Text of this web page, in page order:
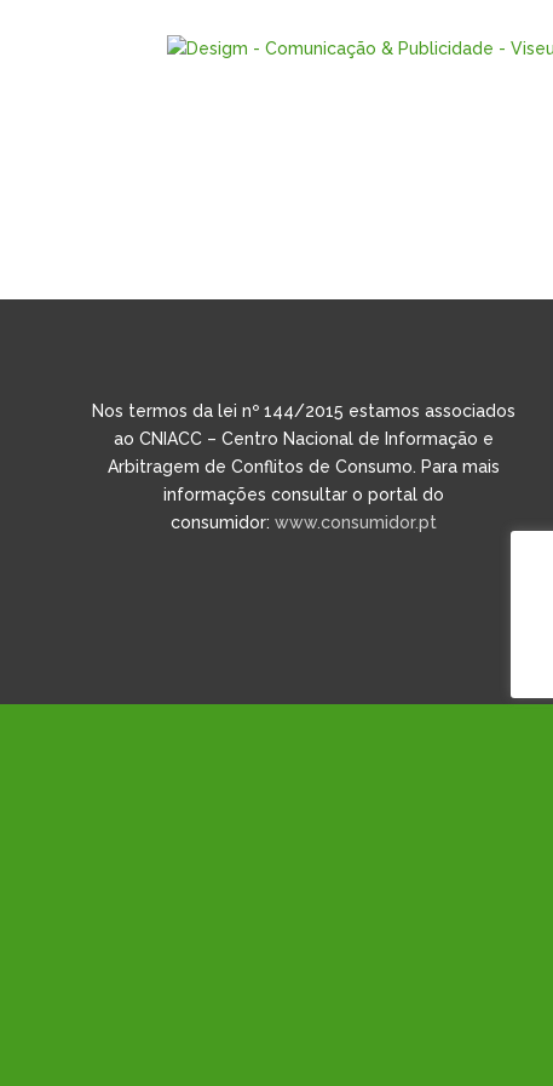
Nos termos da lei nº 144/2015 estamos associados
ao CNIACC – Centro Nacional de Informação e
Arbitragem de Conflitos de Consumo. Para mais
informações consultar o portal do
consumidor:www.consumidor.pt